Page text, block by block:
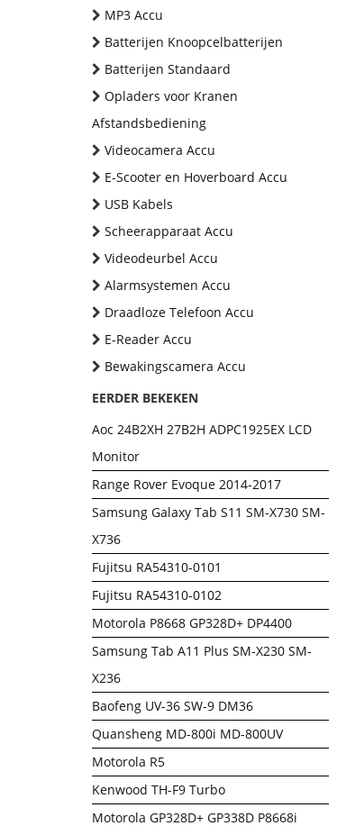
MP3 Accu
Batterijen Knoopcelbatterijen
Batterijen Standaard
Opladers voor Kranen
Afstandsbediening
Videocamera Accu
E-Scooter en Hoverboard Accu
USB Kabels
Scheerapparaat Accu
Videodeurbel Accu
Alarmsystemen Accu
Draadloze Telefoon Accu
E-Reader Accu
Bewakingscamera Accu
EERDER BEKEKEN
Aoc 24B2XH 27B2H ADPC1925EX LCD
Monitor
Range Rover Evoque 2014-2017
Samsung Galaxy Tab S11 SM-X730 SM-
X736
Fujitsu RA54310-0101
Fujitsu RA54310-0102
Motorola P8668 GP328D+ DP4400
Samsung Tab A11 Plus SM-X230 SM-
X236
Baofeng UV-36 SW-9 DM36
Quansheng MD-800i MD-800UV
Motorola R5
Kenwood TH-F9 Turbo
Motorola GP328D+ GP338D P8668i